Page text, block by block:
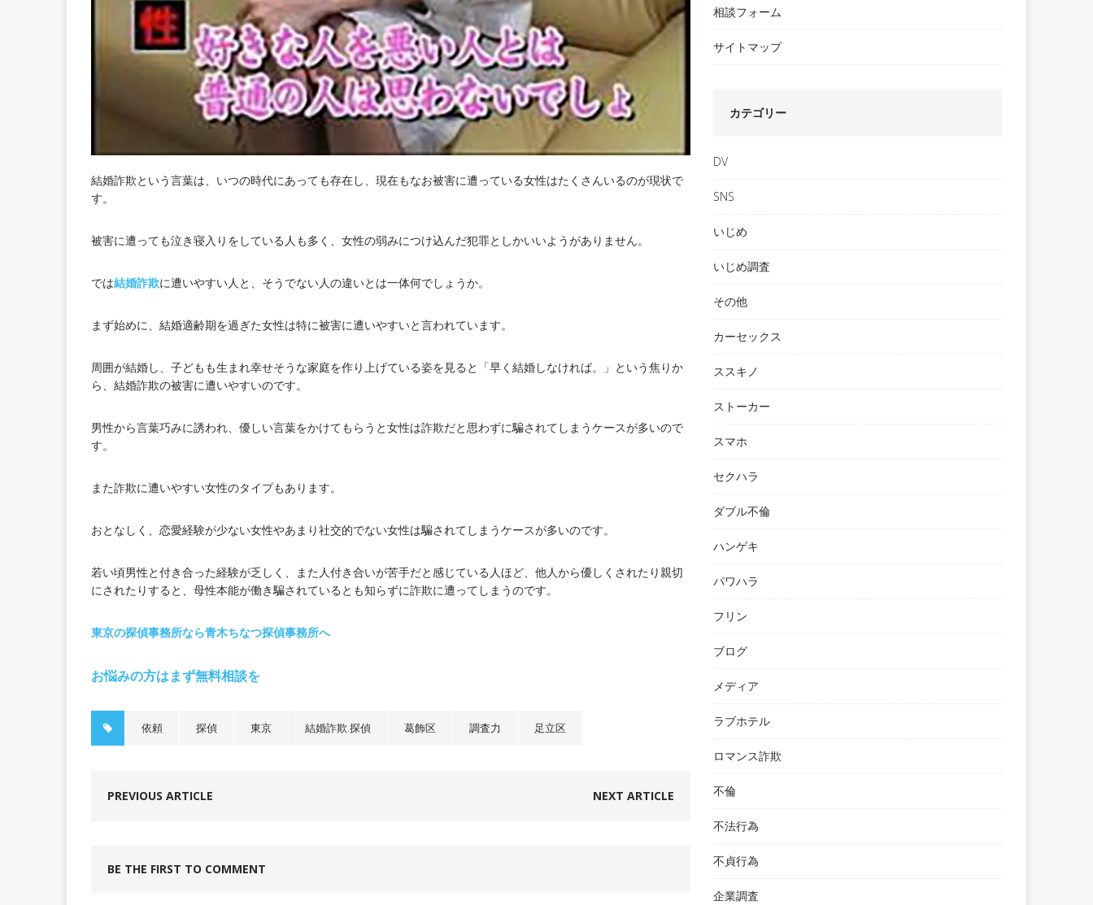
結婚詐欺という言葉は、いつの時代にあっても存在し、現在もなお被害に遭っている女性はたくさんいるのが現状で
す。
被害に遭っても泣き寝入りをしている人も多く、女性の弱みにつけ込んだ犯罪としかいいようがありません。
では結婚詐欺に遭いやすい人と、そうでない人の違いとは一体何でしょうか。
まず始めに、結婚適齢期を過ぎた女性は特に被害に遭いやすいと言われています。
周囲が結婚し、子どもも生まれ幸せそうな家庭を作り上げている姿を見ると「早く結婚しなければ。」という焦りか
ら、結婚詐欺の被害に遭いやすいのです。
男性から言葉巧みに誘われ、優しい言葉をかけてもらうと女性は詐欺だと思わずに騙されてしまうケースが多いので
す。
また詐欺に遭いやすい女性のタイプもあります。
おとなしく、恋愛経験が少ない女性やあまり社交的でない女性は騙されてしまうケースが多いのです。
若い頃男性と付き合った経験が乏しく、また人付き合いが苦手だと感じている人ほど、他人から優しくされたり親切
にされたりすると、母性本能が働き騙されているとも知らずに詐欺に遭ってしまうのです。
東京の探偵事務所なら青木ちなつ探偵事務所へ
お悩みの方はまず無料相談を
依頼 探偵 東京 結婚詐欺.探偵 葛飾区 調査力 足立区
PREVIOUS ARTICLE NEXT ARTICLE
BE THE FIRST TO COMMENT
相談フォーム
サイトマップ
カテゴリー
DV
SNS
いじめ
いじめ調査
その他
カーセックス
ススキノ
ストーカー
スマホ
セクハラ
ダブル不倫
ハンゲキ
パワハラ
フリン
ブログ
メディア
ラブホテル
ロマンス詐欺
不倫
不法行為
不貞行為
企業調査